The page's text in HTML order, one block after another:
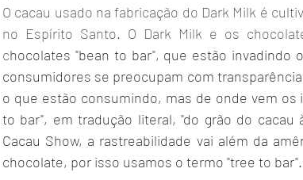
O cacau usado na fabricação do Dark Milk é
no Espírito Santo. O Dark Milk e os
chocolates "bean to bar", que estão
consumidores se preocupam com
o que estão consumindo, mas de onde vem
to bar", em tradução literal, "do grão do cacau
Cacau Show, a rastreabilidade vai além da
chocolate, por isso usamos o termo "tree to bar".